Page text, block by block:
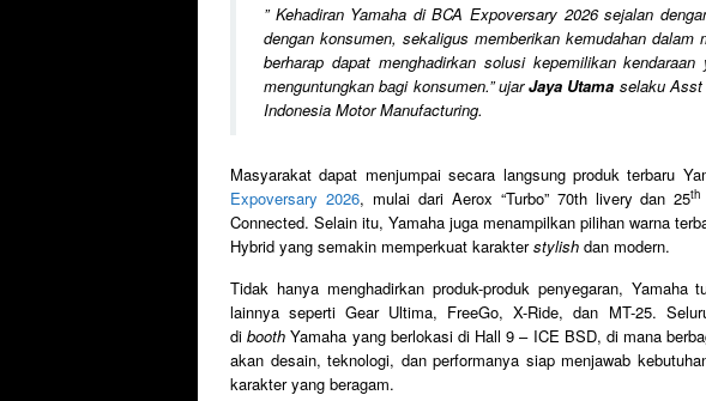
”Kehadiran Yamaha di BCA Expoversary 2026 sejalan
dengan konsumen, sekaligus memberikan kemudahan
berharap dapat menghadirkan solusi kepemilikan
menguntungkan bagi konsumen.” ujarJaya Utama selaku Asst
Indonesia Motor Manufacturing.
Masyarakat dapat menjumpai secara langsung produk terbaru
Expoversary 2026, mulai dari Aerox “Turbo” 70th livery dan 25th
Connected. Selain itu, Yamaha juga menampilkan pilihan warna
Hybrid yang semakin memperkuat karakterstylish dan modern.
Tidak hanya menghadirkan produk-produk penyegaran, Yamaha
lainnya seperti Gear Ultima, FreeGo, X-Ride, dan MT-25.
dibooth Yamaha yang berlokasi di Hall 9 – ICE BSD, di mana
akan desain, teknologi, dan performanya siap menjawab
karakter yang beragam.